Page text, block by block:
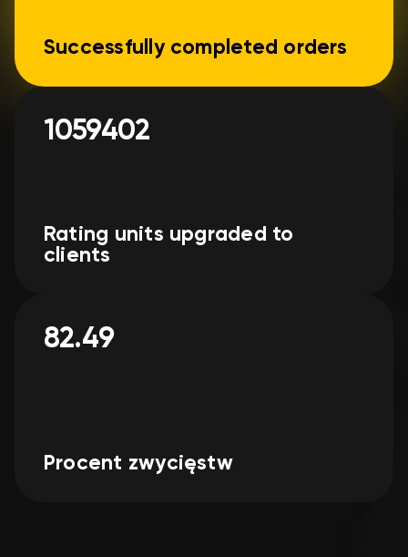
Successfully completed orders
1059402
Rating units upgraded to
clients
82.49
Procent zwycięstw